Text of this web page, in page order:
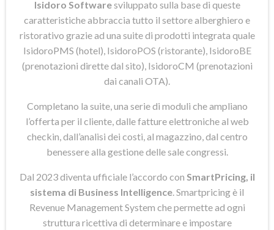
Isidoro Softwaresviluppato sulla base di queste
caratteristiche abbraccia tutto il settore alberghiero e
ristorativo grazie ad una suite di prodotti integrata quale
IsidoroPMS (hotel), IsidoroPOS (ristorante), IsidoroBE
(prenotazioni dirette dal sito), IsidoroCM (prenotazioni
dai canali OTA).
Completano la suite, una serie di moduli che ampliano
l’offerta per il cliente, dalle fatture elettroniche al web
checkin, dall’analisi dei costi, al magazzino, dal centro
benessere alla gestione delle sale congressi.
Dal 2023 diventa ufficiale l’accordo con SmartPricing, il
sistema di Business Intelligence . Smartpricing è il
Revenue Management System che permette ad ogni
struttura ricettiva di determinare e impostare